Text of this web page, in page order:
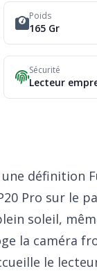
Poids
165 Gr
Sécurité
Lecteur
une définition
Pro sur le
soleil,
la caméra
le